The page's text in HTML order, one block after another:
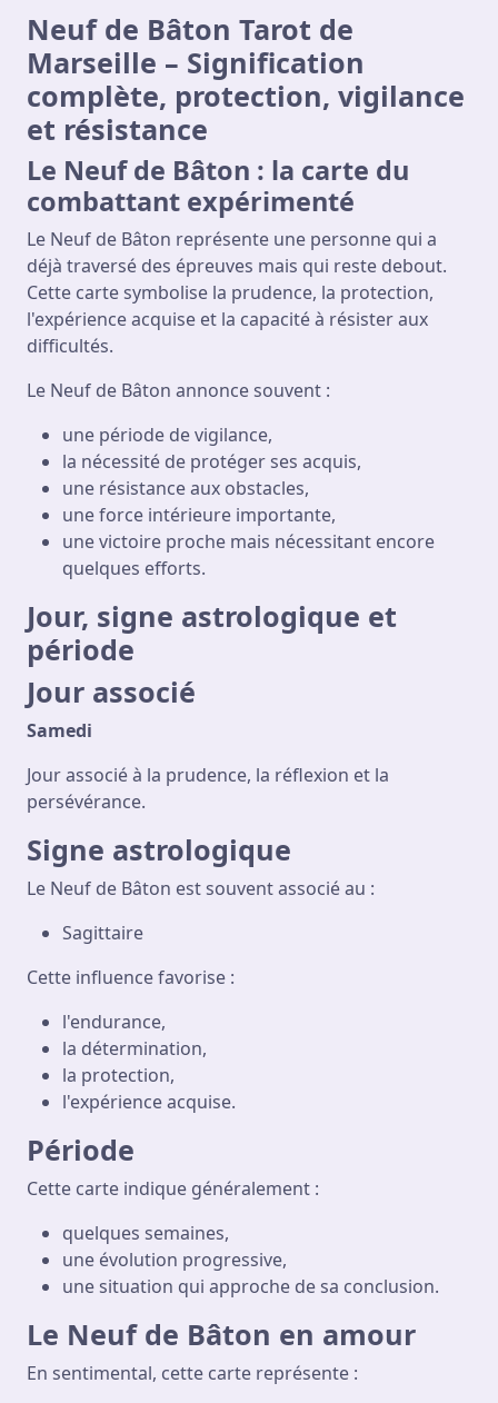
Neuf de Bâton Tarot de
Marseille – Signification
complète, protection, vigilance
et résistance
Le Neuf de Bâton : la carte du
combattant expérimenté
Le Neuf de Bâton représente une personne qui a
déjà traversé des épreuves mais qui reste debout.
Cette carte symbolise la prudence, la protection,
l'expérience acquise et la capacité à résister aux
difficultés.
Le Neuf de Bâton annonce souvent :
une période de vigilance,
la nécessité de protéger ses acquis,
une résistance aux obstacles,
une force intérieure importante,
une victoire proche mais nécessitant encore
quelques efforts.
Jour, signe astrologique et
période
Jour associé
Samedi
Jour associé à la prudence, la réflexion et la
persévérance.
Signe astrologique
Le Neuf de Bâton est souvent associé au :
Sagittaire
Cette influence favorise :
l'endurance,
la détermination,
la protection,
l'expérience acquise.
Période
Cette carte indique généralement :
quelques semaines,
une évolution progressive,
une situation qui approche de sa conclusion.
Le Neuf de Bâton en amour
En sentimental, cette carte représente :